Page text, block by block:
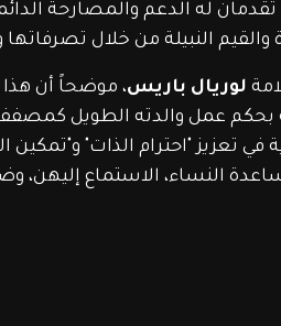
تقدمان له الدعم والمصارحة
والقيم النبيلة من خلال
لوريال باريس، موضحاً أن
عمل والدته الطويل
في تعزيز "احترام الذات"
النساء، الاستماع